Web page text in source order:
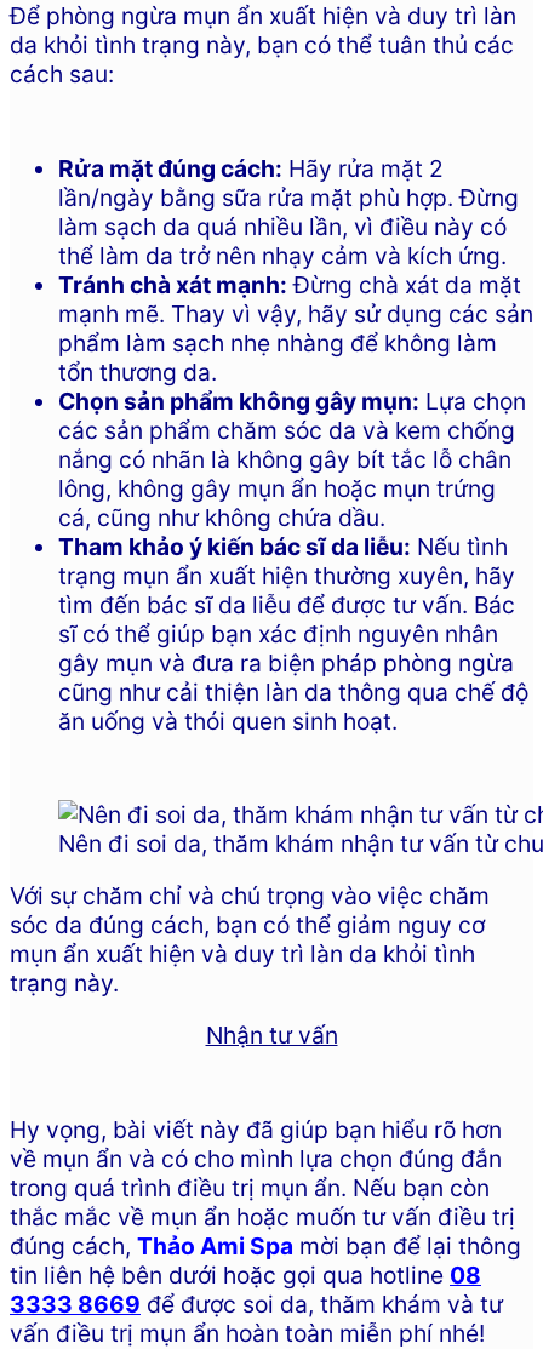
Để phòng ngừa mụn ẩn xuất hiện và duy trì làn
da khỏi tình trạng này, bạn có thể tuân thủ các
cách sau:
Rửa mặt đúng cách: Hãy rửa mặt 2
lần/ngày bằng sữa rửa mặt phù hợp. Đừng
làm sạch da quá nhiều lần, vì điều này có
thể làm da trở nên nhạy cảm và kích ứng.
Tránh chà xát mạnh: Đừng chà xát da mặt
mạnh mẽ. Thay vì vậy, hãy sử dụng các sản
phẩm làm sạch nhẹ nhàng để không làm
tổn thương da.
Chọn sản phẩm không gây mụn: Lựa chọn
các sản phẩm chăm sóc da và kem chống
nắng có nhãn là không gây bít tắc lỗ chân
lông, không gây mụn ẩn hoặc mụn trứng
cá, cũng như không chứa dầu.
Tham khảo ý kiến bác sĩ da liễu: Nếu tình
trạng mụn ẩn xuất hiện thường xuyên, hãy
tìm đến bác sĩ da liễu để được tư vấn. Bác
sĩ có thể giúp bạn xác định nguyên nhân
gây mụn và đưa ra biện pháp phòng ngừa
cũng như cải thiện làn da thông qua chế độ
ăn uống và thói quen sinh hoạt.
Nên đi soi da, thăm khám nhận tư vấn từ
Với sự chăm chỉ và chú trọng vào việc chăm
sóc da đúng cách, bạn có thể giảm nguy cơ
mụn ẩn xuất hiện và duy trì làn da khỏi tình
trạng này.
Nhận tư vấn
Hy vọng, bài viết này đã giúp bạn hiểu rõ hơn
về mụn ẩn và có cho mình lựa chọn đúng đắn
trong quá trình điều trị mụn ẩn. Nếu bạn còn
thắc mắc về mụn ẩn hoặc muốn tư vấn điều trị
đúng cách, Thảo Ami Spa mời bạn để lại thông
tin liên hệ bên dưới hoặc gọi qua hotline 08
3333 8669 để được soi da, thăm khám và tư
vấn điều trị mụn ẩn hoàn toàn miễn phí nhé!